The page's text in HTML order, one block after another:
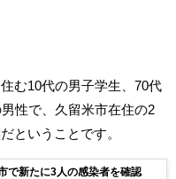
む10代の男子学生、70代
性で、久留米市在住の2
ということです。
で新たに3人の感染者を確認